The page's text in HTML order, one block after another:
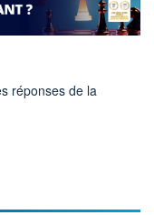
réponses de la